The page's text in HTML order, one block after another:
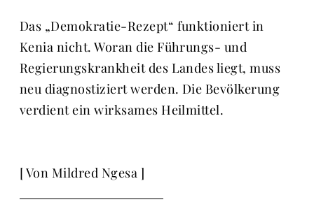
Das „Demokratie-Rezept“ funktioniert in
Kenia nicht. Woran die Führungs- und
Regierungskrankheit des Landes liegt, muss
neu diagnostiziert werden. Die Bevölkerung
verdient ein wirksames Heilmittel.
[ Von Mildred Ngesa ]